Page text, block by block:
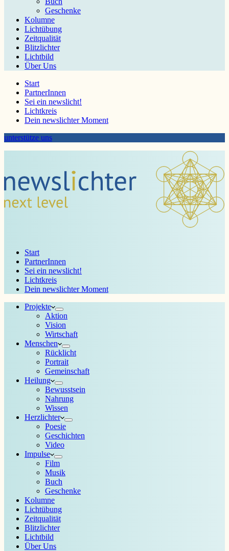
Geschenke
Kolumne
Lichtübung
Zeitqualität
Blitzlichter
Lichtbild
Über Uns
Start
PartnerInnen
Sei ein newslicht!
Lichtkreis
Dein newslichter Moment
unterstütze uns
Start
PartnerInnen
Sei ein newslicht!
Lichtkreis
Dein newslichter Moment
Projekte
Aktion
Vision
Wirtschaft
Menschen
Rücklicht
Portrait
Gemeinschaft
Heilung
Bewusstsein
Nahrung
Wissen
Herzlichter
Poesie
Geschichten
Video
Impulse
Film
Musik
Buch
Geschenke
Kolumne
Lichtübung
Zeitqualität
Blitzlichter
Lichtbild
Über Uns